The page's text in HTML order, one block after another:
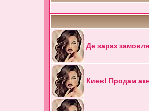
Де зараз
Киев! Продам